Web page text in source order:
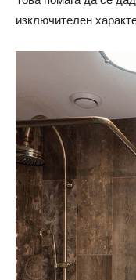
изключителен